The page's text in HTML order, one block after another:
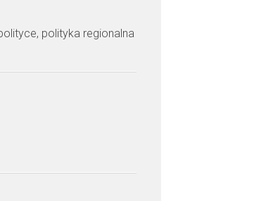
polityka regionalna